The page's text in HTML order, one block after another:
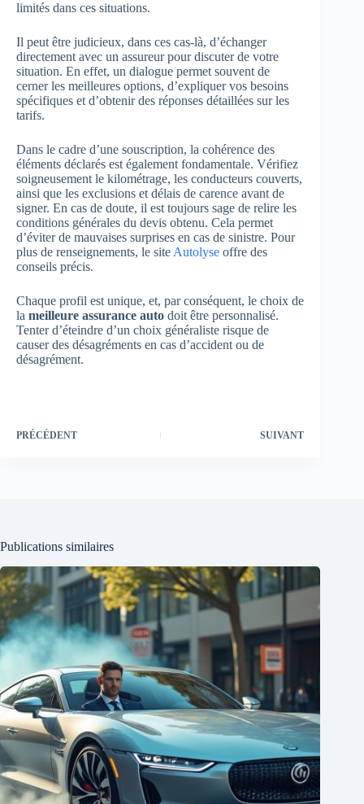
limités dans ces situations.
Il peut être judicieux, dans ces cas-là, d’échanger
directement avec un assureur pour discuter de votre
situation. En effet, un dialogue permet souvent de
cerner les meilleures options, d’expliquer vos besoins
spécifiques et d’obtenir des réponses détaillées sur les
tarifs.
Dans le cadre d’une souscription, la cohérence des
éléments déclarés est également fondamentale. Vérifiez
soigneusement le kilométrage, les conducteurs couverts,
ainsi que les exclusions et délais de carence avant de
signer. En cas de doute, il est toujours sage de relire les
conditions générales du devis obtenu. Cela permet
d’éviter de mauvaises surprises en cas de sinistre. Pour
plus de renseignements, le site Autolyse offre des
conseils précis.
Chaque profil est unique, et, par conséquent, le choix de
la meilleure assurance auto doit être personnalisé.
Tenter d’éteindre d’un choix généraliste risque de
causer des désagréments en cas d’accident ou de
désagrément.
PRÉCÉDENT SUIVANT
Publications similaires